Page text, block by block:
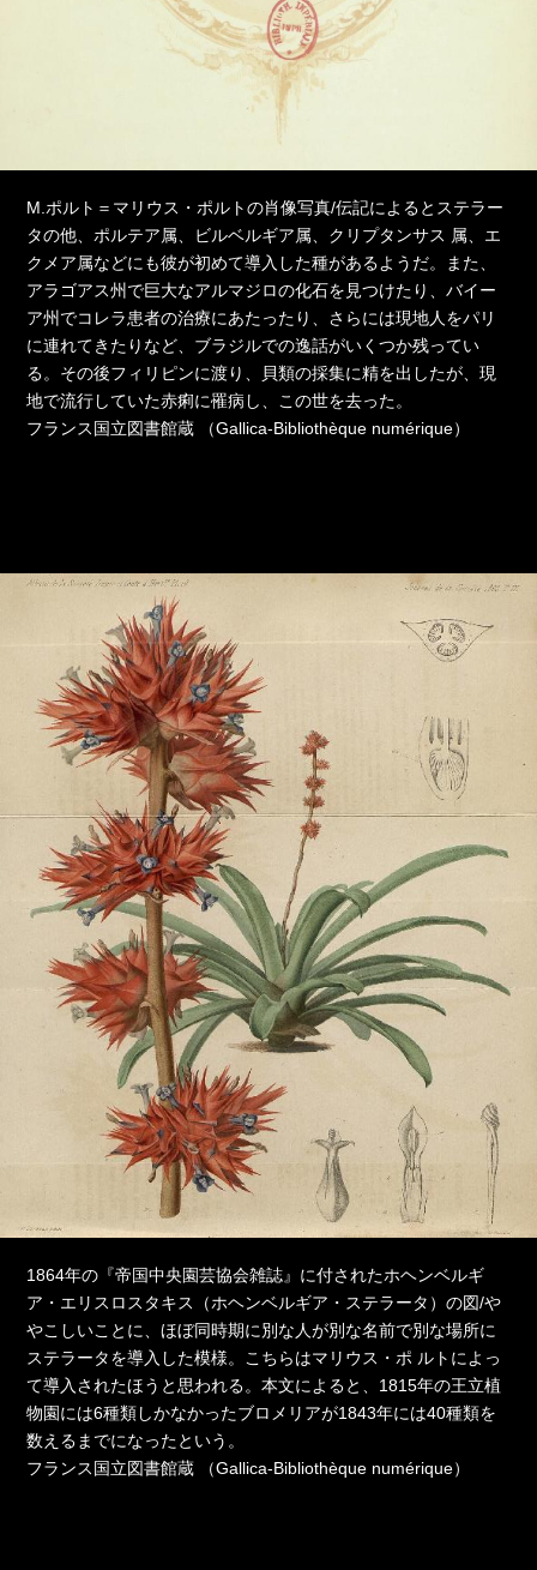
M.ポルト＝マリウス・ポルトの肖像写真/伝記によるとステラー
タの他、ポルテア属、ビルベルギア属、クリプタンサス 属、エ
クメア属などにも彼が初めて導入した種があるようだ。また、
アラゴアス州で巨大なアルマジロの化石を見つけたり、バイー
ア州でコレラ患者の治療にあたったり、さらには現地人をパリ
に連れてきたりなど、ブラジルでの逸話がいくつか残ってい
る。その後フィリピンに渡り、貝類の採集に精を出したが、現
地で流行していた赤痢に罹病し、この世を去った。
フランス国立図書館蔵 （Gallica-Bibliothèque numérique）
1864年の『帝国中央園芸協会雑誌』に付されたホヘンベルギ
ア・エリスロスタキス（ホヘンベルギア・ステラータ）の図/や
やこしいことに、ほぼ同時期に別な人が別な名前で別な場所に
ステラータを導入した模様。こちらはマリウス・ポ ルトによっ
て導入されたほうと思われる。本文によると、1815年の王立植
物園には6種類しかなかったブロメリアが1843年には40種類を
数えるまでになったという。
フランス国立図書館蔵 （Gallica-Bibliothèque numérique）